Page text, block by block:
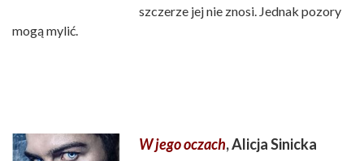
szczerze jej nie znosi. Jednak pozory
mogą mylić.
W jego oczach, Alicja Sinicka